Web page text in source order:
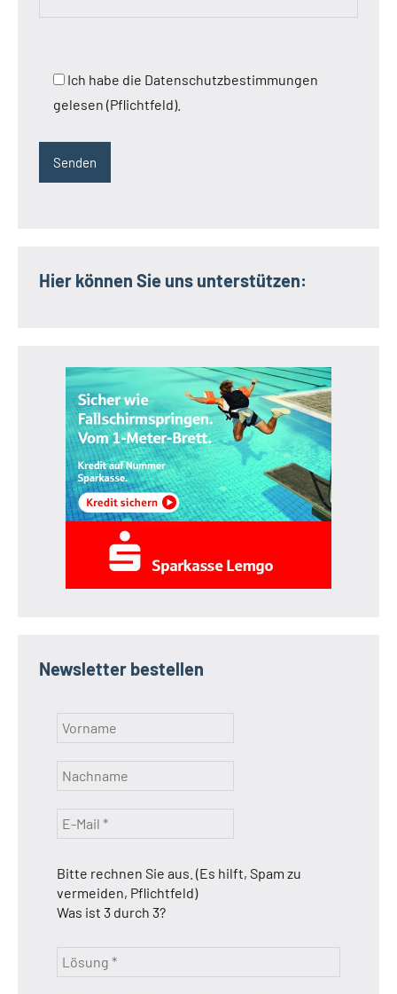
Ich habe die Datenschutzbestimmungen
gelesen (Pflichtfeld).
Hier können Sie uns unterstützen:
Newsletter bestellen
Bitte rechnen Sie aus. (Es hilft, Spam zu
vermeiden, Pflichtfeld)
Was ist 3 durch 3?